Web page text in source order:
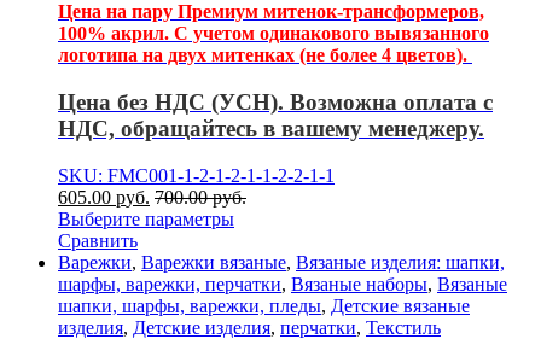
Цена на пару Премиум митенок-трансформеров,
100% акрил. С учетом одинакового вывязанного
логотипа на двух митенках (не более 4 цветов).
Цена без НДС (УСН). Возможна оплата с
НДС, обращайтесь в вашему менеджеру.
SKU: FMC001-1-2-1-2-1-1-2-2-1-1
605.00 руб. 700.00руб.
Выберите параметры
Сравнить
Варежки, Варежки вязаные, Вязаные изделия: шапки,
шарфы, варежки, перчатки, Вязаные наборы, Вязаные
шапки, шарфы, варежки, пледы, Детские вязаные
изделия, Детские изделия, перчатки, Текстиль